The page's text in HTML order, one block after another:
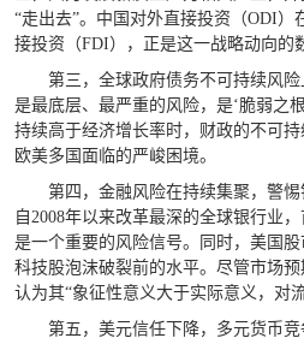
“走出去”。中国对外直接投资（ODI）
接投资（FDI），正是这一战略动向的
第三，全球政府债务不可持续风
是最底层、最严重的风险，是‘脆弱之
持续高于经济增长率时，财政的不可
欧美多国面临的严峻困境。
第四，金融风险在持续集聚，警惕
自2008年以来改革最深的全球银行业
是一个重要的风险信号。同时，美国
科技股泡沫破裂前的水平。尽管市场
认为其“象征性意义大于实际意义，对
第五，美元信任下降，多元货币